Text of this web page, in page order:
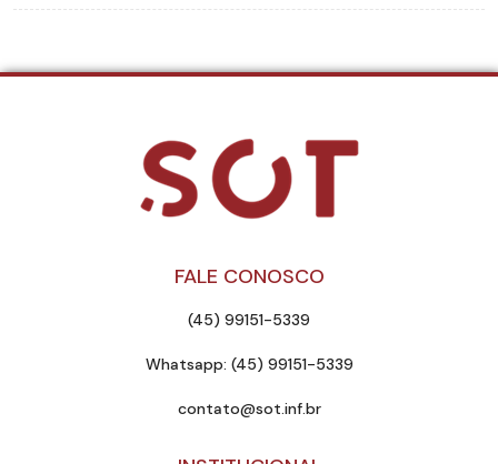
FALE CONOSCO
(45) 99151-5339
Whatsapp: (45) 99151-5339
contato@sot.inf.br